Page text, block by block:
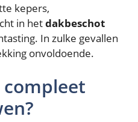
kepers,
in hetdakbeschot
In zulke gevallen
onvoldoende.